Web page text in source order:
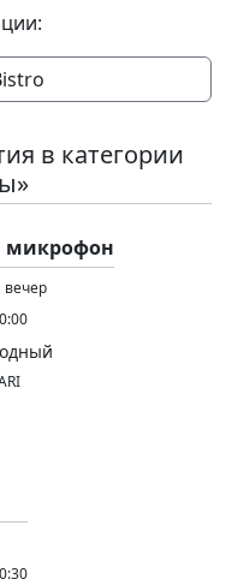
в категории
вечер